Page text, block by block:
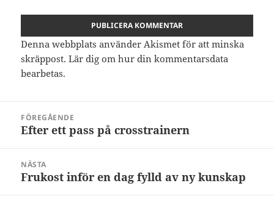
Denna webbplats använder Akismet för att minska
skräppost.Lär dig om hur din kommentarsdata
bearbetas.
FÖREGÅENDE
Föregående
Efter ett pass på crosstrainern
NÄSTA
Nästa
Frukost inför en dag fylld av ny kunskap